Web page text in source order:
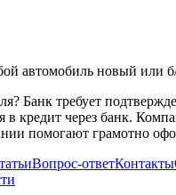
автомобиль новый или
Банк требует
в кредит через банк.
помогают грамотно
Вопрос-ответКонтакты